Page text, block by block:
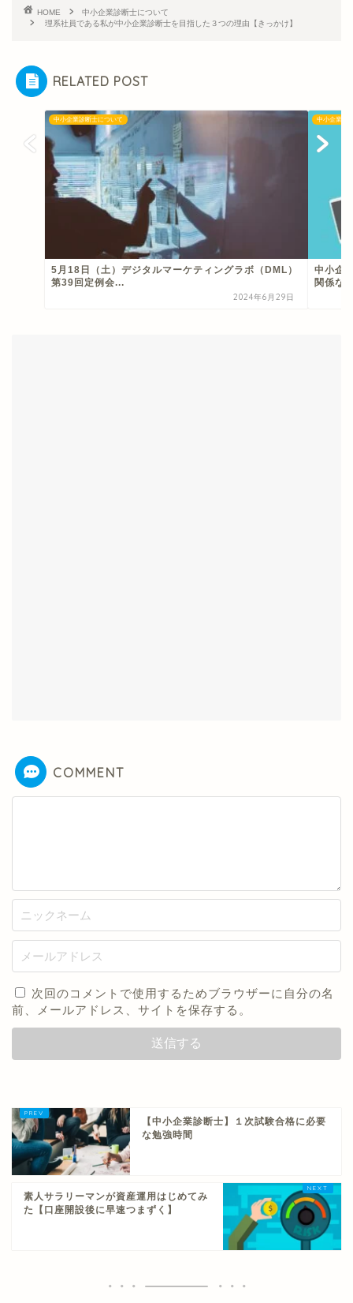
HOME
中小企業診断士について
理系社員である私が中小企業診断士を目指した３つの理由【きっかけ】
RELATED POST
中小企業診断士について
5月18日（土）デジタルマーケティングラボ（DML）
第39回定例会...
2024年6月29日
中小企業診
中小企
関係な
COMMENT
次回のコメントで使用するためブラウザーに自分の名
前、メールアドレス、サイトを保存する。
【中小企業診断士】１次試験合格に必要
な勉強時間
素人サラリーマンが資産運用はじめてみ
た【口座開設後に早速つまずく】